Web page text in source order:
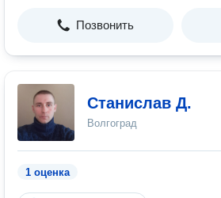
Позвонить
Станислав Д.
Волгоград
1 оценка